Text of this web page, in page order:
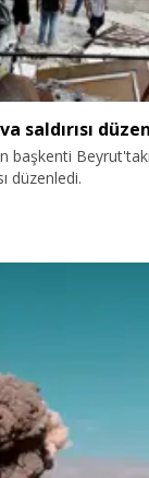
saldırısı
başkenti
düzenledi.